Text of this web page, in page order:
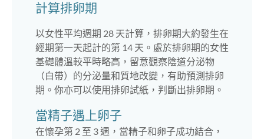
計算排卵期
以女性平均週期 28 天計算，排卵期大約發生在
經期第一天起計的第 14 天。處於排卵期的女性
基礎體溫較平時略高，留意觀察陰道分泌物
（白帶）的分泌量和質地改變，有助預測排卵
期。你亦可以使用排卵試紙，判斷出排卵期。
當精子遇上卵子
在懷孕第 2 至 3 週，當精子和卵子成功結合，